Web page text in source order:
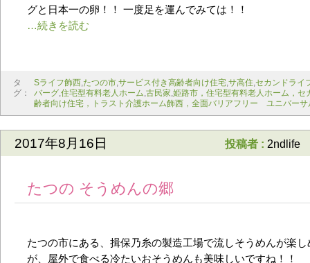
グと日本一の卵！！ 一度足を運んでみては！！
タ
グ：
Sライフ飾西,たつの市,サービス付き高齢者向け住宅,サ高住,セカンドライ
バーグ,住宅型有料老人ホーム,古民家,姫路市，住宅型有料老人ホーム，
齢者向け住宅，トラスト介護ホーム飾西，全面バリアフリー ユニバーサ
2017年8月16日 投稿者 : 2ndlife
たつの そうめんの郷
たつの市にある、揖保乃糸の製造工場で流しそうめんが楽
が、屋外で食べる冷たいおそうめんも美味しいですね！！